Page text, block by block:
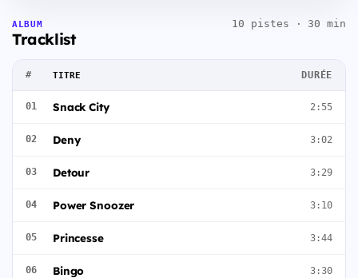
ALBUM
Tracklist
10 pistes · 30 min
# TITRE DURÉE
01 Snack City 2:55
02 Deny 3:02
03 Detour 3:29
04 Power Snoozer 3:10
05 Princesse 3:44
06 Bingo 3:30